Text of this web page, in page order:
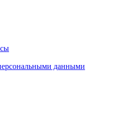
данными